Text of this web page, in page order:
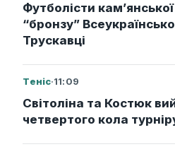
Футболісти
“бронзу”
Трускавці
Теніс·11:09
Світоліна та Костюк
четвертого кола